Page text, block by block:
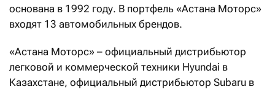
основана в 1992 году. В портфель «Астана Моторс»
входят 13 автомобильных брендов.
«Астана Моторс» – официальный дистрибьютор
легковой и коммерческой техники Hyundai в
Казахстане, официальный дистрибьютор Subaru в